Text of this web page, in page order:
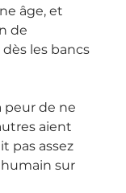
âge, et
de
les bancs
peur de ne
aient
pas assez
sur